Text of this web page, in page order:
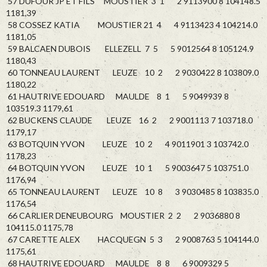
1181,39
58 COSSEZ KATIA MOUSTIER 21 4 4 9113423 4 104214.0
1181,05
59 BALCAEN DUBOIS ELLEZELL 7 5 5 9012564 8 105124.9
1180,43
60 TONNEAU LAURENT LEUZE 10 2 2 9030422 8 103809.0
1180,22
61 HAUTRIVE EDOUARD MAULDE 8 1 5 9049939 8
103519.3 1179,61
62 BUCKENS CLAUDE LEUZE 16 2 2 9001113 7 103718.0
1179,17
63 BOTQUIN YVON LEUZE 10 2 4 9011901 3 103742.0
1178,23
64 BOTQUIN YVON LEUZE 10 1 5 9003647 5 103751.0
1176,94
65 TONNEAU LAURENT LEUZE 10 8 3 9030485 8 103835.0
1176,54
66 CARLIER DENEUBOURG MOUSTIER 2 2 2 9036880 8
104115.0 1175,78
67 CARETTE ALEX HACQUEGN 5 3 2 9008763 5 104144.0
1175,61
68 HAUTRIVE EDOUARD MAULDE 8 8 6 9009329 5